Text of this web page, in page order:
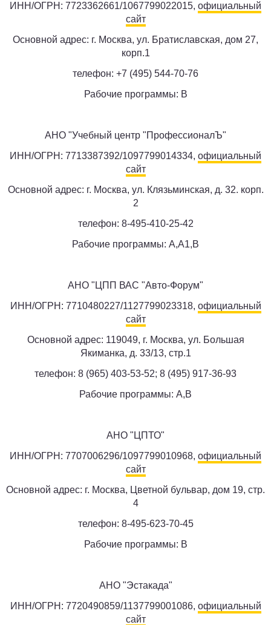
ИНН/ОГРН: 7723362661/1067799022015, официальный
сайт
Основной адрес: г. Москва, ул. Братиславская, дом 27,
корп.1
телефон: +7 (495) 544-70-76
Рабочие программы: B
АНО "Учебный центр "ПрофессионалЪ"
ИНН/ОГРН: 7713387392/1097799014334, официальный
сайт
Основной адрес: г. Москва, ул. Клязьминская, д. 32. корп.
2
телефон: 8-495-410-25-42
Рабочие программы: A,A1,B
АНО "ЦПП ВАС "Авто-Форум"
ИНН/ОГРН: 7710480227/1127799023318, официальный
сайт
Основной адрес: 119049, г. Москва, ул. Большая
Якиманка, д. 33/13, стр.1
телефон: 8 (965) 403-53-52; 8 (495) 917-36-93
Рабочие программы: A,B
АНО "ЦПТО"
ИНН/ОГРН: 7707006296/1097799010968, официальный
сайт
Основной адрес: г. Москва, Цветной бульвар, дом 19, стр.
4
телефон: 8-495-623-70-45
Рабочие программы: B
АНО "Эстакада"
ИНН/ОГРН: 7720490859/1137799001086, официальный
сайт